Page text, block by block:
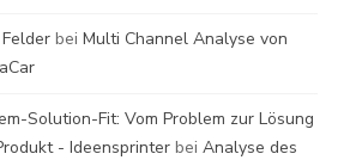
bei Multi Channel Analyse von
Solution-Fit: Vom Problem zur Lösung
- Ideensprinter bei Analyse des